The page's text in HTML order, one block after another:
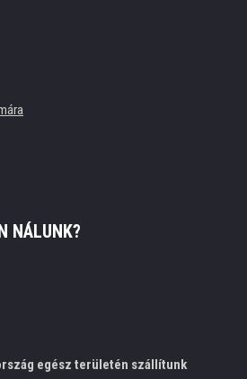
NÁLUNK?
egész területén szállítunk